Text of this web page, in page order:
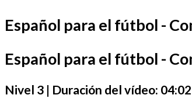
Español para el fútbol -
Español para el fútbol -
Nivel 3 | Duración del vídeo: 04:02